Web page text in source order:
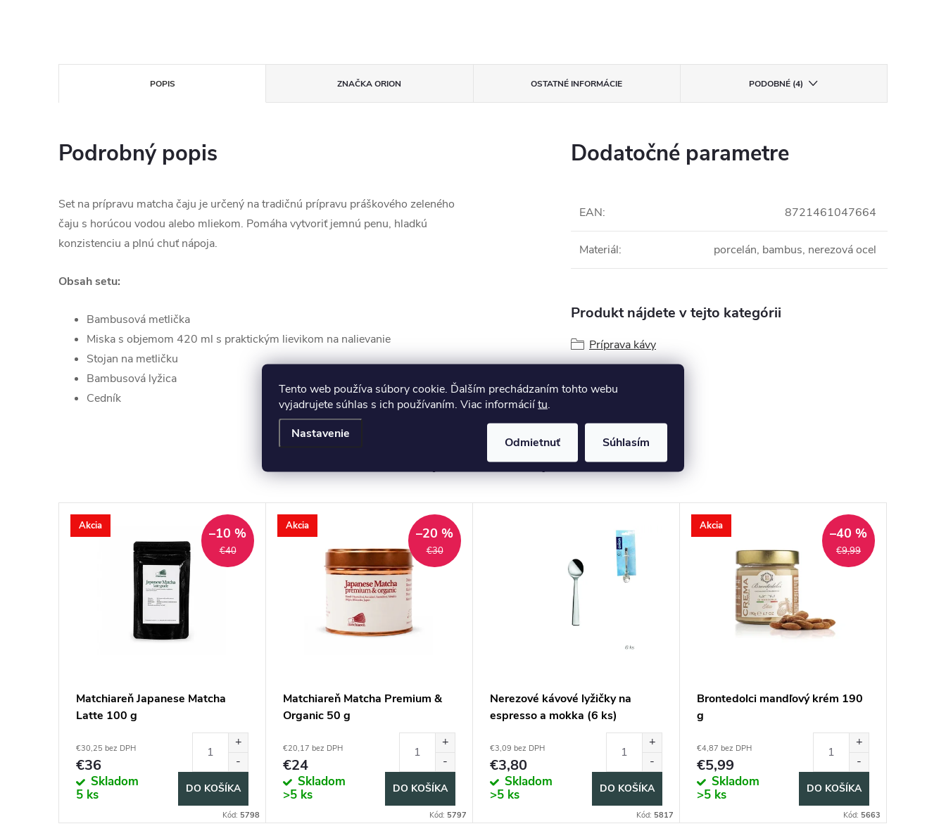
Tento web používa súbory cookie. Ďalším prechádzaním tohto webu
vyjadrujete súhlas s ich používaním. Viac informáciítu.
Nastavenie
Odmietnuť Súhlasím
POPIS ZNAČKAORION OSTATNÉ INFORMÁCIE PODOBNÉ (4)
Podrobný popis
Set na prípravu matcha čaju je určený na tradičnú prípravu práškového zeleného
čaju s horúcou vodou alebo mliekom. Pomáha vytvoriť jemnú penu, hladkú
konzistenciu a plnú chuť nápoja.
Obsah setu:
Bambusová metlička
Miska s objemom 420 ml s praktickým lievikom na nalievanie
Stojan na metličku
Bambusová lyžica
Cedník
Dodatočné parametre
EAN: 8721461047664
Materiál: porcelán, bambus, nerezová ocel
Produkt nájdete v tejto kategórii
Príprava kávy
Akcia
€40
–10 %
Matchiareň Japanese Matcha
Latte 100 g
€30,25 bez DPH
€36
Skladom
5 ks
DO KOŠÍKA
Kód: 5798
Akcia
€30
–20 %
Matchiareň Matcha Premium &
Organic 50 g
€20,17 bez DPH
€24
Skladom
>5 ks
DO KOŠÍKA
Kód: 5797
Nerezové kávové lyžičky na
espresso a mokka (6 ks)
€3,09 bez DPH
€3,80
Skladom
>5 ks
DO KOŠÍKA
Kód: 5817
Akcia
€9,99
–40 %
Brontedolci mandľový krém 190
g
€4,87 bez DPH
€5,99
Skladom
>5 ks
DO KOŠÍKA
Kód: 5663